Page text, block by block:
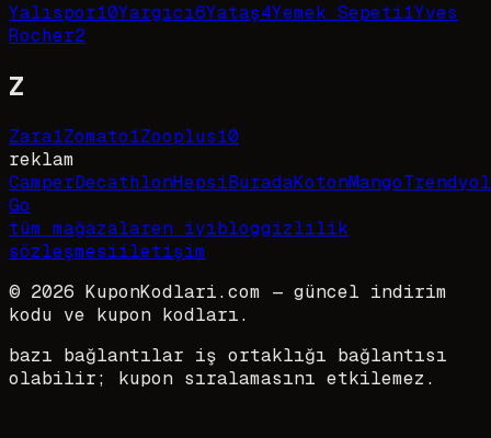
Yalıspor10Yargıcı6Yataş4Yemek Sepeti1Yves
Rocher2
Z
Zara1Zomato1Zooplus10
reklam
CamperDecathlonHepsiBuradaKotonMangoTrendyol
Go
tüm mağazalaren iyibloggizlilik
sözleşmesiiletişim
© 2026 KuponKodlari.com — güncel indirim
kodu ve kupon kodları.
bazı bağlantılar iş ortaklığı bağlantısı
olabilir; kupon sıralamasını etkilemez.